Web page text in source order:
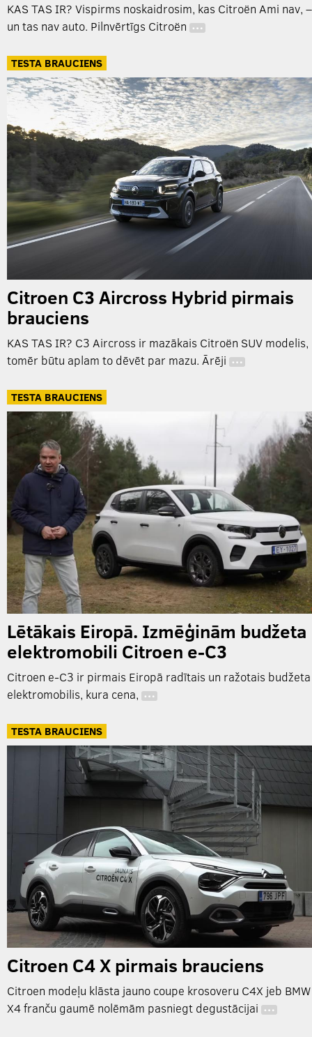
KAS TAS IR? Vispirms noskaidrosim, kas Citroën Ami nav, –
un tas nav auto. Pilnvērtīgs Citroën …
TESTA BRAUCIENS
Citroen C3 Aircross Hybrid pirmais
brauciens
KAS TAS IR? C3 Aircross ir mazākais Citroën SUV modelis,
tomēr būtu aplam to dēvēt par mazu. Ārēji …
TESTA BRAUCIENS
Lētākais Eiropā. Izmēģinām budžeta
elektromobili Citroen e-C3
Citroen e-C3 ir pirmais Eiropā radītais un ražotais budžeta
elektromobilis, kura cena, …
TESTA BRAUCIENS
Citroen C4 X pirmais brauciens
Citroen modeļu klāsta jauno coupe krosoveru C4X jeb BMW
X4 franču gaumē nolēmām pasniegt degustācijai …